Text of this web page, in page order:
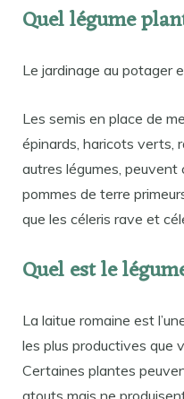
Quel légume
Le jardinage au potager
Les semis en place de
épinards, haricots verts,
autres légumes, peuvent
pommes de terre
que les céleris rave et
Quel est le
La laitue romaine est
les plus productives que
Certaines plantes
atouts mais ne